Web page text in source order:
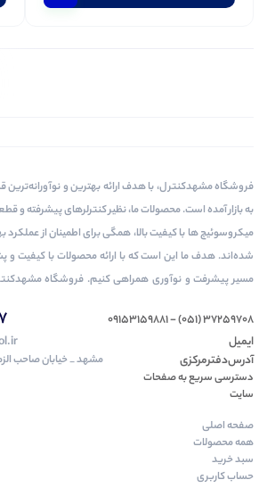
فروشگاه مشهدکنترل، با هدف ارائه بهترین و نوآورانه‌ترین
به بازار آمده است. محصولات ما، نظیر
میکروسوئیچ ها با کیفیت بالا، همگی برای اطمینان از
شده‌اند. هدف ما این است که با ارائه محصولات با کیفیت و
مسیر پیشرفت و نوآوری همراهی
37259708 (051) - 09153159881
ایمیل
آدرس‌دفتر‌مرکزی
مشهد _ خیابان صاحب
دسترسی‌ سریع به صفحات
سایت
صفحه اصلی
همه محصولات
سبد خرید
حساب کاربری